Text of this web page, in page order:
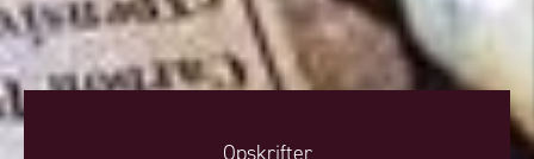
Opskrifter